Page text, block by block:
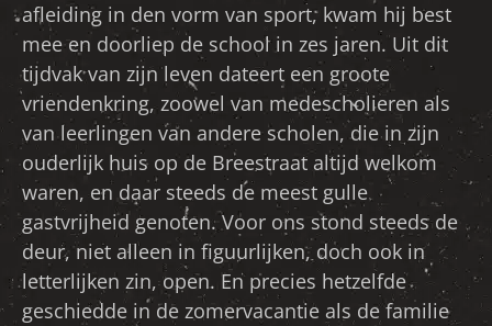
afleiding in den vorm van sport, kwam hij best
mee en doorliep de school in zes jaren. Uit dit
tijdvak van zijn leven dateert een groote
vriendenkring, zoowel van medescholieren als
van leerlingen van andere scholen, die in zijn
ouderlijk huis op de Breestraat altijd welkom
waren, en daar steeds de meest gulle
gastvrijheid genoten. Voor ons stond steeds de
deur, niet alleen in figuurlijken, doch ook in
letterlijken zin, open. En precies hetzelfde
geschiedde in de zomervacantie als de familie